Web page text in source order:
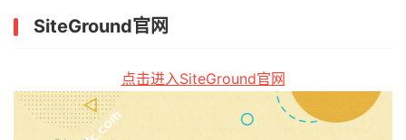
SiteGround官网
点击进入SiteGround官网